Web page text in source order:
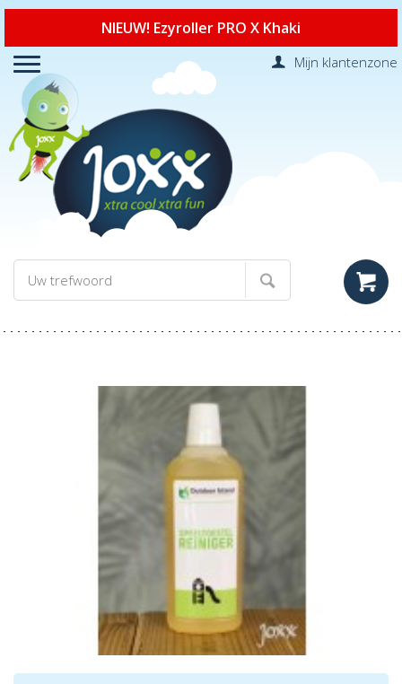
NIEUW! Ezyroller PRO X Khaki
Mijn klantenzone